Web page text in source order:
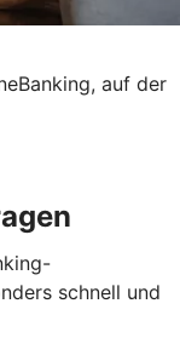
auf der
schnell und